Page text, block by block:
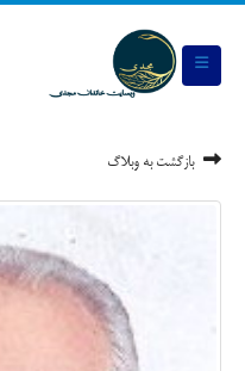
بازگشت به وبلاگ